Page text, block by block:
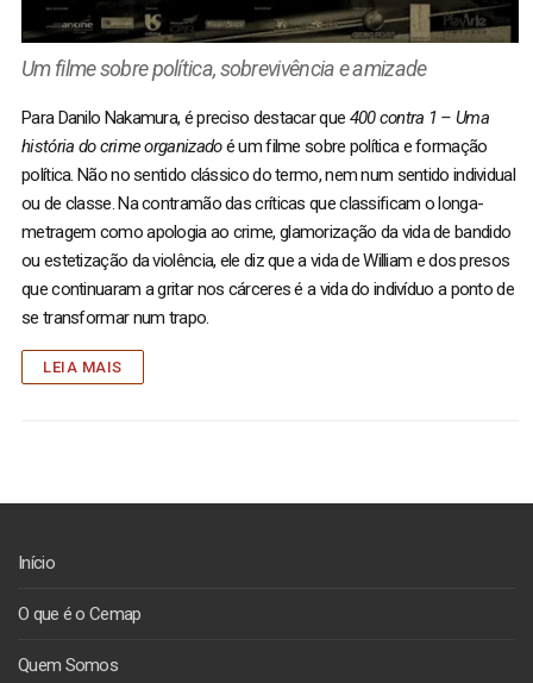
Um filme sobre política, sobrevivência e amizade
Para Danilo Nakamura, é preciso destacar que 400 contra 1 – Uma
história do crime organizadoé um filme sobre política e formação
política. Não no sentido clássico do termo, nem num sentido individual
ou de classe. Na contramão das críticas que classificam o longa-
metragem como apologia ao crime, glamorização da vida de bandido
ou estetização da violência, ele diz que a vida de William e dos presos
que continuaram a gritar nos cárceres é a vida do indivíduo a ponto de
se transformar num trapo.
LEIA MAIS
Início
O que é o Cemap
Quem Somos